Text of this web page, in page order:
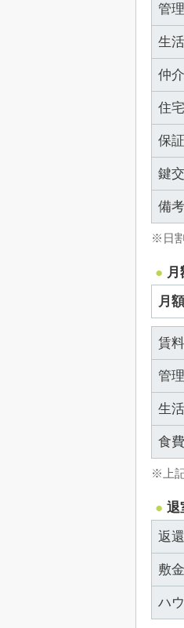
管
生
仲
住
保
鍵
備考
※日
月
賃料
管
生
食費
※上
退
返
敷金
ハ